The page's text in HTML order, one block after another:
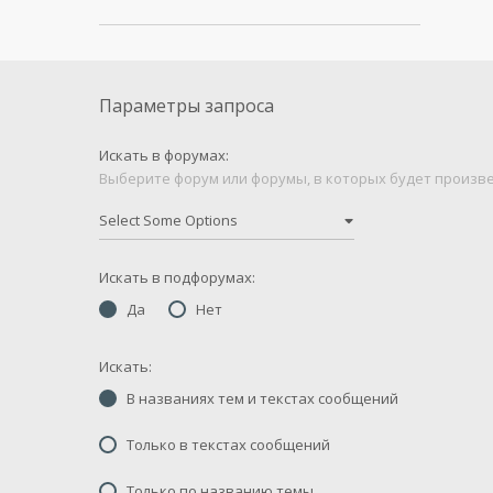
Параметры запроса
Искать в форумах:
Выберите форум или форумы, в которых будет
Искать в подфорумах:
Да
Нет
Искать:
В названиях тем и текстах сообщений
Только в текстах сообщений